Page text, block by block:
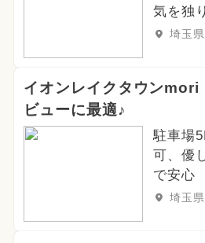
2026年6月のイベント
2024年9月のイベント
2025年7月のイベント
2024年4月のイベント
2024年3月のイベント
気を独
埼玉
イオンレイクタウンmori
ビューに最適♪
駐車場
可、優
で安心
埼玉